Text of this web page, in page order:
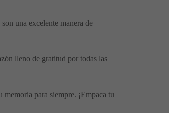
una excelente manera de
lleno de gratitud por todas las
memoria para siempre. ¡Empaca tu